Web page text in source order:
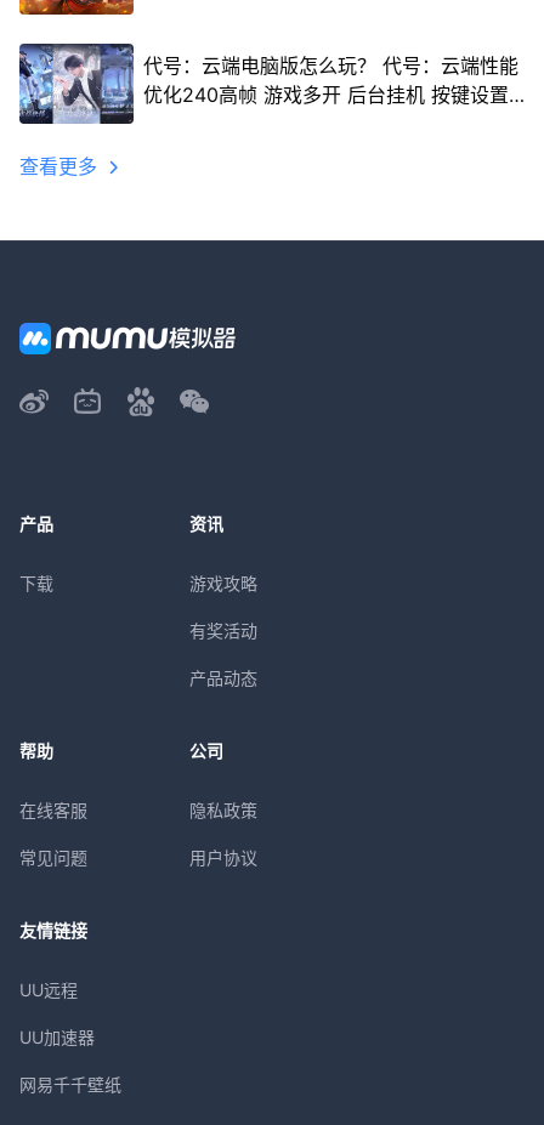
代号：云端电脑版怎么玩？ 代号：云端性能
优化240高帧 游戏多开 后台挂机 按键设置
查看更多
产品
下载
资讯
游戏攻略
有奖活动
产品动态
帮助
在线客服
常见问题
公司
隐私政策
用户协议
友情链接
UU远程
UU加速器
网易千千壁纸